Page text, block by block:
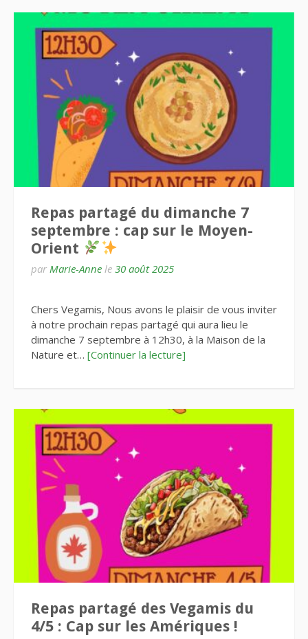
Repas partagé du dimanche 7
septembre : cap sur le Moyen-
Orient
par Marie-Anne le 30 août 2025
Chers Vegamis, Nous avons le plaisir de vous inviter
à notre prochain repas partagé qui aura lieu le
dimanche 7 septembre à 12h30, à la Maison de la
Nature et… [Continuer la lecture]
Repas partagé des Vegamis du
4/5 : Cap sur les Amériques !